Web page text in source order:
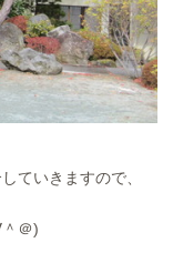
ていきますので、
＠)